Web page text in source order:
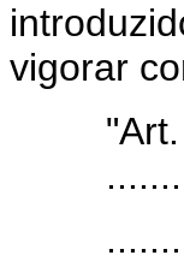
vigorar